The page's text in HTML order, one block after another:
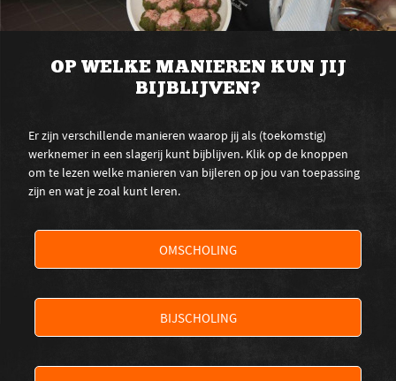
OP WELKE MANIEREN KUN JIJ
BIJBLIJVEN?
Er zijn verschillende manieren waarop jij als (toekomstig)
werknemer in een slagerij kunt bijblijven. Klik op de knoppen
om te lezen welke manieren van bijleren op jou van toepassing
zijn en wat je zoal kunt leren.
OMSCHOLING
BIJSCHOLING